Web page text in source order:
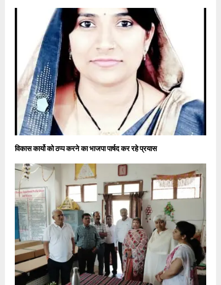
विकास कार्यो को ठप्प करने का भाजपा पार्षद कर रहे प्रयास